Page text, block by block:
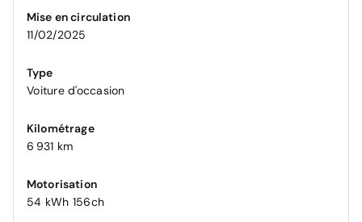
Mise en circulation
11/02/2025
Type
Voiture d'occasion
Kilométrage
6 931 km
Motorisation
54 kWh 156ch